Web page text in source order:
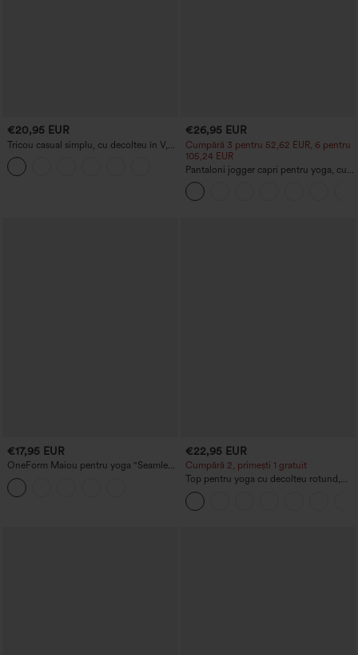
€20,95 EUR
Tricou casual simplu, cu decolteu în V,
mâneci scurte și efect fronsat
€26,95 EUR
Cumpără 3 pentru 52,62 EUR, 6 pentru
105,24 EUR
Pantaloni jogger capri pentru yoga, cu
talie înaltă, material melanj, cu fronseuri
și buzunare
€17,95 EUR
OneForm Maiou pentru yoga "Seamless
Flow", fără cusături, cu sutien
încorporat și decupaj
€22,95 EUR
Cumpără 2, primești 1 gratuit
Top pentru yoga cu decolteu rotund,
spate racerback și detalii drapate